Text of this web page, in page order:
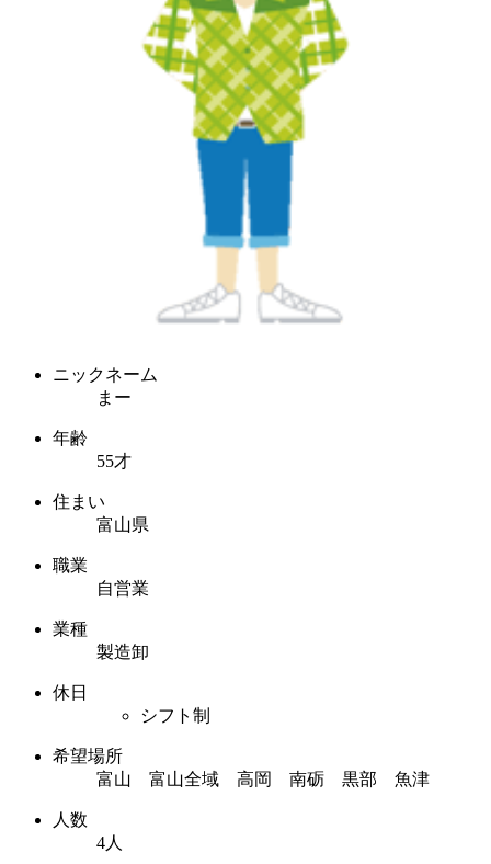
ニックネーム
まー
年齢
55才
住まい
富山県
職業
自営業
業種
製造卸
休日
シフト制
希望場所
富山 富山全域 高岡 南砺 黒部 魚津
人数
4人